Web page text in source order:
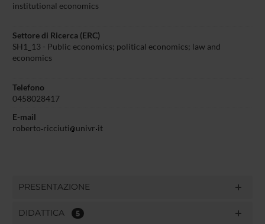
institutional economics
Settore di Ricerca (ERC)
SH1_13 - Public economics; political economics; law and
economics
Telefono
0458028417
E-mail
roberto ricciuti univr it
PRESENTAZIONE
DIDATTICA 5